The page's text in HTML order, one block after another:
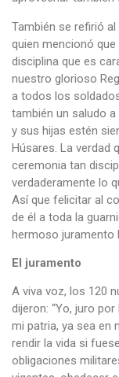
También se refirió al
quien mencionó
disciplina que es
nuestro glorioso
a todos los
también un saludo
y sus hijas estén
Húsares. La verdad
ceremonia tan
verdaderamente lo
Así que felicitar al
de él a toda la
hermoso juramento
El juramento
A viva voz, los 120
dijeron: “Yo, juro
mi patria, ya sea en
rendir la vida si
obligaciones